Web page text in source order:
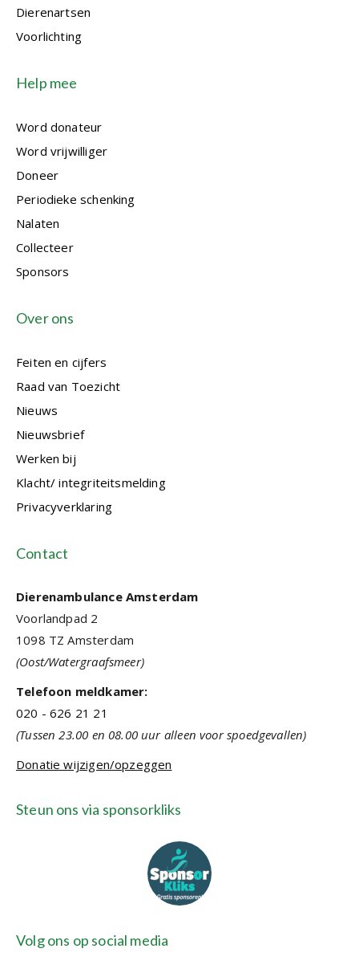
Dierenartsen
Voorlichting
Help mee
Word donateur
Word vrijwilliger
Doneer
Periodieke schenking
Nalaten
Collecteer
Sponsors
Over ons
Feiten en cijfers
Raad van Toezicht
Nieuws
Nieuwsbrief
Werken bij
Klacht/ integriteitsmelding
Privacyverklaring
Contact
Dierenambulance Amsterdam
Voorlandpad 2
1098 TZ Amsterdam
(Oost/Watergraafsmeer)
Telefoon meldkamer:
020 - 626 21 21
(Tussen 23.00 en 08.00 uur alleen voor spoedgevallen)
Donatie wijzigen/opzeggen
Steun ons via sponsorkliks
Volg ons op social media